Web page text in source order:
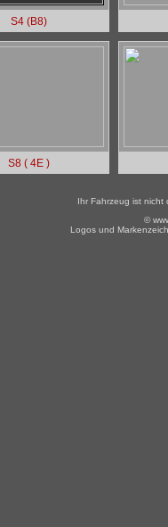
S4 (B8)
S8 ( 4E )
Ihr Fahrzeug ist
©
Logos und